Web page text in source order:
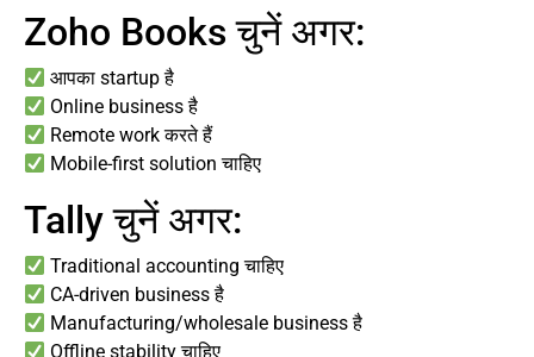
Zoho Books चुनें अगर:
आपका startup है
Online business है
Remote work करते हैं
Mobile-first solution चाहिए
Tally चुनें अगर:
Traditional accounting चाहिए
CA-driven business है
Manufacturing/wholesale business है
Offline stability चाहिए